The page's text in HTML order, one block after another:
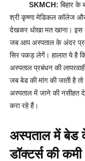
SKMCH: बिहार के
श्री कृष्णा मेडिकल कॉलेज
देखकर धोखा मत खाना। इस
जब आप अस्पताल के अंदर
सिर पकड़ लेगें। हालात ये है
अस्पताल प्रबंधन की
जब बेड की मांग की जाती है
अस्पताल में जाने की नसीहत
करा रहे हैं।
अस्पताल में बेड
डॉक्टर्स की